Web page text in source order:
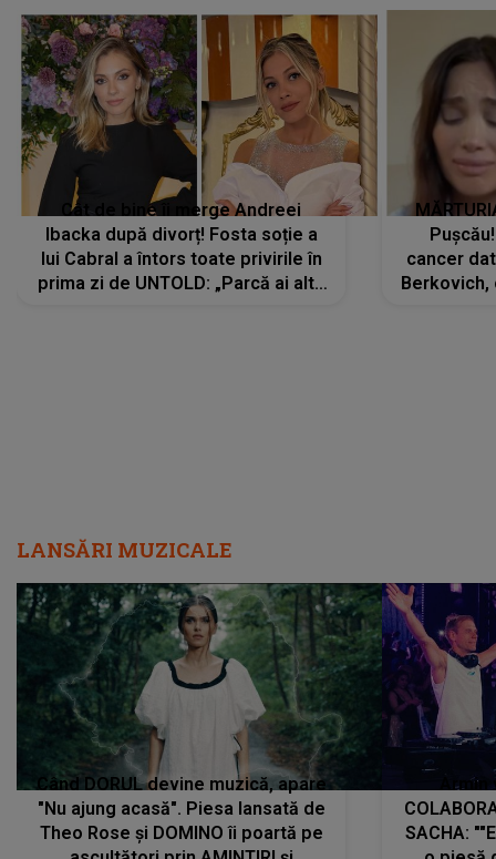
Cât de bine îi merge Andreei
Ibacka după divorț! Fosta soție a
lui Cabral a întors toate privirile în
prima zi de UNTOLD: „Parcă ai altă
cancer
Berkovich,
LANSĂRI MUZICALE
Când DORUL devine muzică, apare
"Nu ajung acasă". Piesa lansată de
Theo Rose și DOMINO îi poartă pe
SACHA: